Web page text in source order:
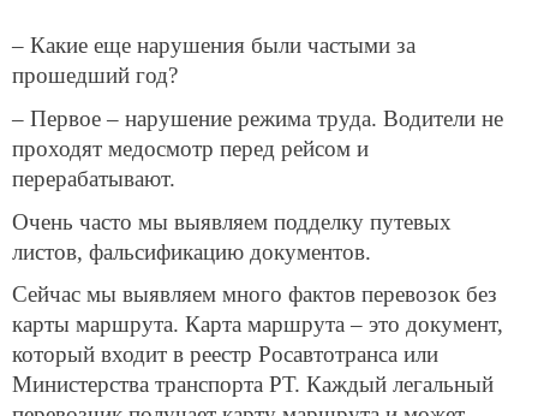
– Какие еще нарушения были частыми за
прошедший год?
– Первое – нарушение режима труда. Водители не
проходят медосмотр перед рейсом и
перерабатывают.
Очень часто мы выявляем подделку путевых
листов, фальсификацию документов.
Сейчас мы выявляем много фактов перевозок без
карты маршрута. Карта маршрута – это документ,
который входит в реестр Росавтотранса или
Министерства транспорта РТ. Каждый легальный